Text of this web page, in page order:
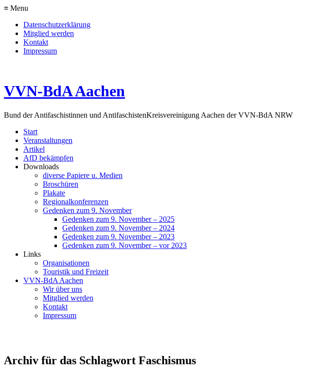
≡ Menu
Datenschutzerklärung
Mitglied werden
Kontakt
Impressum
VVN-BdA Aachen
Bund der Antifaschistinnen und AntifaschistenKreisvereinigung Aachen der VVN-BdA NRW
Start
Veranstaltungen
Artikel
AfD bekämpfen
Downloads
diverse Papiere u. Medien
Broschüren
Plakate
Regionalkonferenzen
Gedenken zum 9. November
Gedenken zum 9. November – 2025
Gedenken zum 9. November – 2024
Gedenken zum 9. November – 2023
Gedenken zum 9. November – vor 2023
Links
Organisationen
Touristik und Freizeit
VVN-BdA Aachen
Wir über uns
Mitglied werden
Kontakt
Impressum
Archiv für das Schlagwort Faschismus